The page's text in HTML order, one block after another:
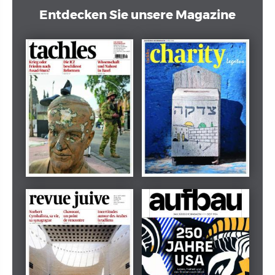
Entdecken Sie unsere Magazine
Dezember 2024
tachles
März 2026
Beilage